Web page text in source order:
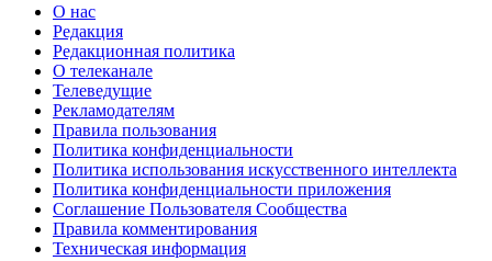
О нас
Редакция
Редакционная политика
О телеканале
Телеведущие
Рекламодателям
Правила пользования
Политика конфиденциальности
Политика использования искусственного интеллекта
Политика конфиденциальности приложения
Соглашение Пользователя Сообщества
Правила комментирования
Техническая информация